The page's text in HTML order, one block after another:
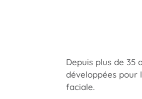
Depuis plus de 35
développées pour
faciale.